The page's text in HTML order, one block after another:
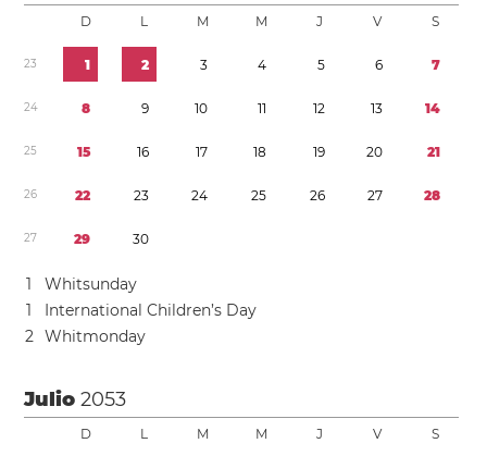
D L M M J V S
23 1 2 3 4 5 6 7
24 8 9 10 11 12 13 14
25 15 16 17 18 19 20 21
26 22 23 24 25 26 27 28
27 29 30
1
Whitsunday
1
International Children’s Day
2 Whitmonday
Julio2053
D L M M J V S